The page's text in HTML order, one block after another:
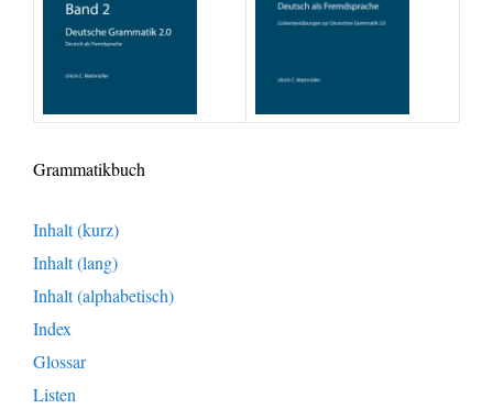
Grammatikbuch
Inhalt (kurz)
Inhalt (lang)
Inhalt (alphabetisch)
Index
Glossar
Listen